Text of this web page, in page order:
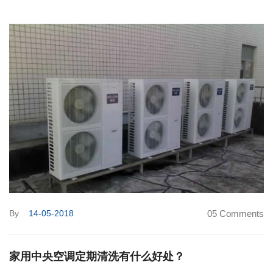
By 14-05-2018 05 Comments
家用中央空调定期清洗有什么好处？